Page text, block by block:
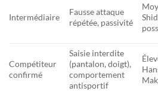
Intermédiaire
Fausse attaque
répétée, passivité
Compétiteur
confirmé
Saisie interdite
(pantalon, doigt),
comportement
antisportif